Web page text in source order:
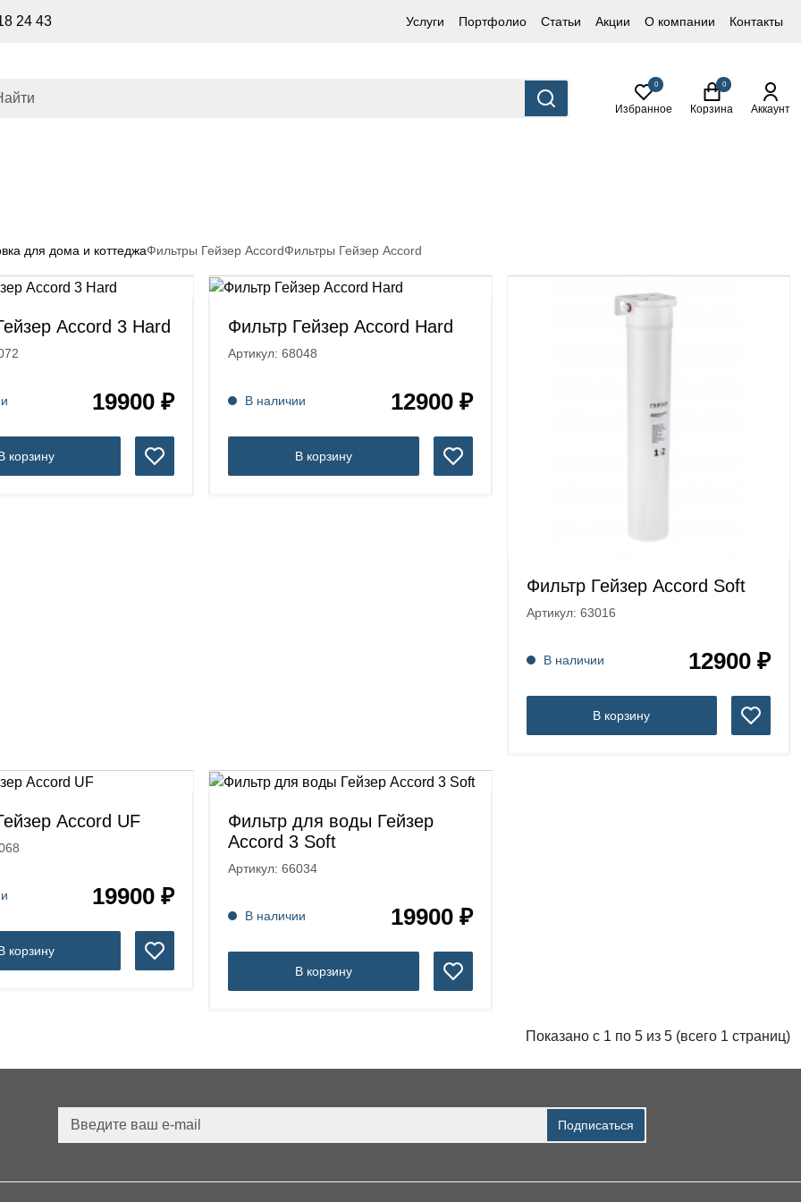
24 43 Услуги Портфолио Статьи Акции О компании Контакты
0
Избранное
0
Корзина Аккаунт
для дома и коттеджаФильтры Гейзер AccordФильтры Гейзер Accord
Accord 3 Hard
19900 ₽
корзину
Фильтр Гейзер Accord Hard
Артикул: 68048
В наличии 12900 ₽
В корзину
Фильтр Гейзер Accord Soft
Артикул: 63016
В наличии 12900 ₽
В корзину
Accord UF
19900 ₽
корзину
Фильтр для воды Гейзер
Accord 3 Soft
Артикул: 66034
В наличии 19900 ₽
В корзину
Показано с 1 по 5 из 5 (всего 1 страниц)
Подписаться